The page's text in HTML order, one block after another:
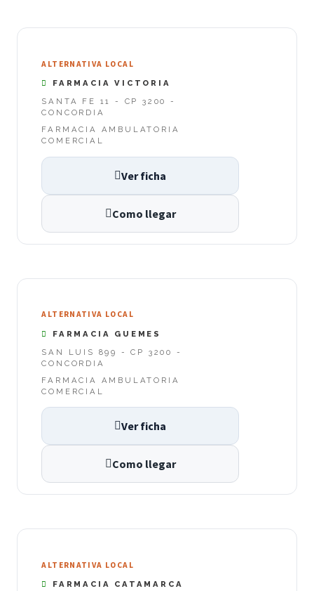
ALTERNATIVA LOCAL
FARMACIA VICTORIA
SANTA FE 11 - CP 3200 -
CONCORDIA
FARMACIA AMBULATORIA
COMERCIAL
Ver ficha
Como llegar
ALTERNATIVA LOCAL
FARMACIA GUEMES
SAN LUIS 899 - CP 3200 -
CONCORDIA
FARMACIA AMBULATORIA
COMERCIAL
Ver ficha
Como llegar
ALTERNATIVA LOCAL
FARMACIA CATAMARCA